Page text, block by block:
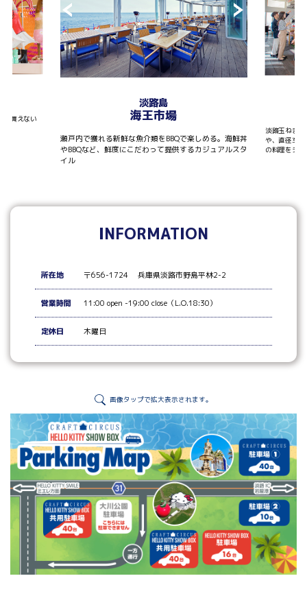
か買えない
淡路島
海王市場
瀬戸内で獲れる新鮮な魚介類をBBQで楽しめる。海鮮丼
やBBQなど、鮮度にこだわって提供するカジュアルスタ
イル
淡路玉ねぎ
や、直径30
の料理をシ
INFORMATION
所在地 〒656-1724 兵庫県淡路市野島平林2-2
営業時間 11:00 open -19:00 close（L.O.18:30）
定休日 木曜日
画像タップで拡大表示されます。